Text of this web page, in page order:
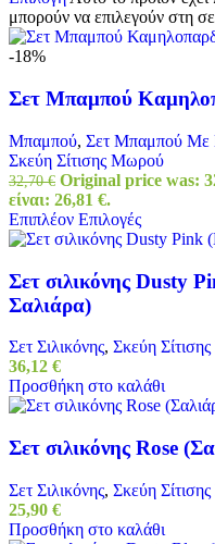
μπορούν να επιλεγούν στη
-18%
Σετ Μπαμπού
Μπαμπού, Σετ Μπαμπού Με
Σκεύη Σίτισης Μωρού
32,70€ Original price was:
είναι: 26,81 €.
Επιπλέον Επιλογές
Σετ σιλικόνης Dusty
Σαλιάρα)
Σετ Σιλικόνης, Σκεύη
36,12 €
Προσθήκη στο καλάθι
Σετ σιλικόνης Rose
Σετ Σιλικόνης, Σκεύη
25,90 €
Προσθήκη στο καλάθι